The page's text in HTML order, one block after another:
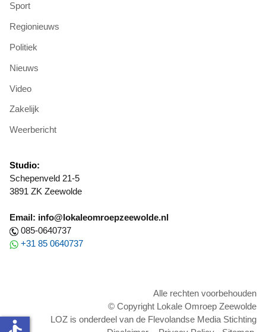
Sport
Regionieuws
Politiek
Nieuws
Video
Zakelijk
Weerbericht
Studio:
Schepenveld 21-5
3891 ZK Zeewolde
Email: info@lokaleomroepzeewolde.nl
085-0640737
+31 85 0640737
Alle rechten voorbehouden
© Copyright Lokale Omroep Zeewolde
LOZ is onderdeel van de Flevolandse Media Stichting